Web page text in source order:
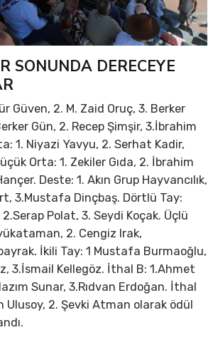
SONUNDA DERECEYE
Güven, 2. M. Zaid Oruç, 3. Berker
Gün, 2. Recep Şimşir, 3.İbrahim
1. Niyazi Yavyu, 2. Serhat Kadir,
Orta: 1. Zekiler Gıda, 2. İbrahim
Deste: 1. Akın Grup Hayvancılık,
3.Mustafa Dinçbaş. Dörtlü Tay:
Polat, 3. Seydi Koçak. Üçlü
2. Cengiz Irak,
İkili Tay: 1 Mustafa Burmaoğlu,
3.İsmail Kellegöz. İthal B: 1.Ahmet
Sunar, 3.Rıdvan Erdoğan. İthal
Ulusoy, 2. Şevki Atman olarak ödül